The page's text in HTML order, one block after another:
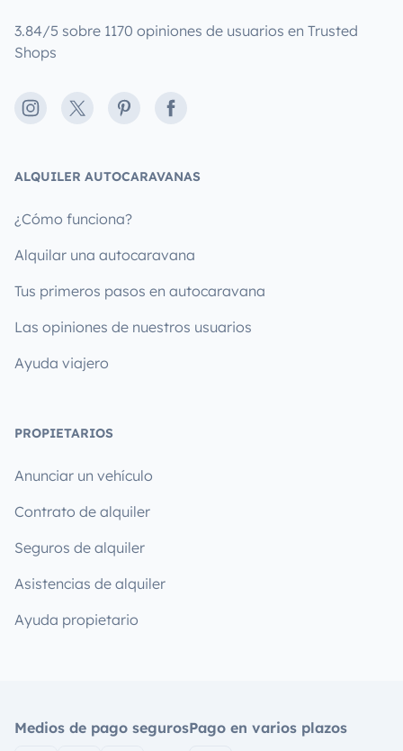
3.84/5 sobre 1170 opiniones de usuarios en Trusted
Shops
Instagram
X PinterestFacebook
ALQUILER AUTOCARAVANAS
¿Cómo funciona?
Alquilar una autocaravana
Tus primeros pasos en autocaravana
Las opiniones de nuestros usuarios
Ayuda viajero
PROPIETARIOS
Anunciar un vehículo
Contrato de alquiler
Seguros de alquiler
Asistencias de alquiler
Ayuda propietario
Medios de pago segurosPago en varios plazos